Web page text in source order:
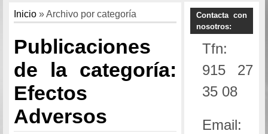
Inicio » Archivo por categoría
Publicaciones
de la categoría:
Efectos
Adversos
Contacta con
nosotros:
Tfn:
915 27
35 08
Email: